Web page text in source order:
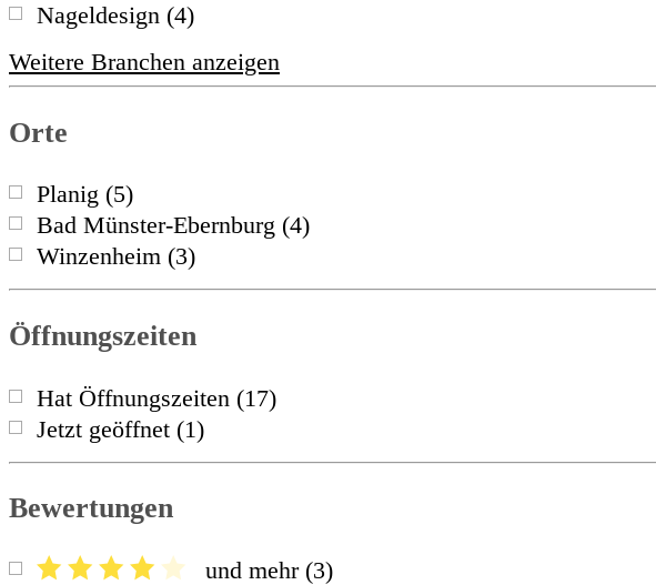
Nageldesign (4)
Weitere Branchen anzeigen
Orte
Planig (5)
Bad Münster-Ebernburg (4)
Winzenheim (3)
Öffnungszeiten
Hat Öffnungszeiten (17)
Jetzt geöffnet (1)
Bewertungen
und mehr (3)